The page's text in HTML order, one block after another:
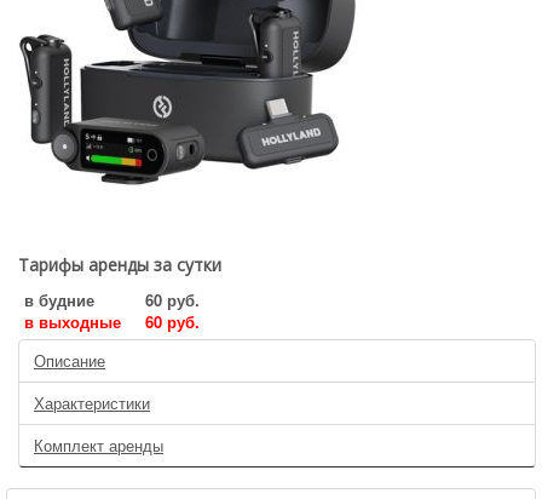
О нас
Сделать заказ
Юридическим лицам
Тарифы аренды за сутки
в будние
60 руб.
в выходные
60 руб.
Описание
Характеристики
Комплект аренды